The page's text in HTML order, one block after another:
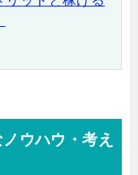
ウハウ・考え